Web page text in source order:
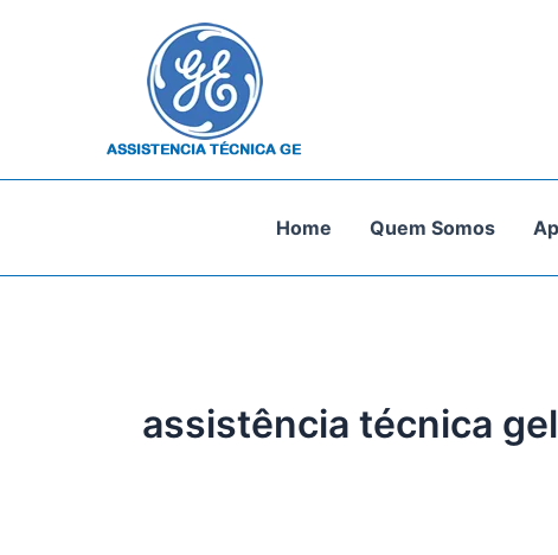
Home Quem Somos
assistência técnica